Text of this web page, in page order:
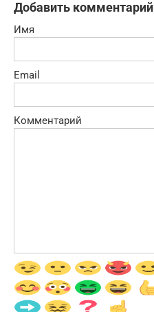
Добавить комментарий
Имя
Email
Комментарий